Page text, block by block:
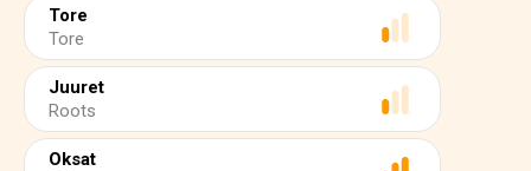
Tore
Tore
Juuret
Roots
Oksat